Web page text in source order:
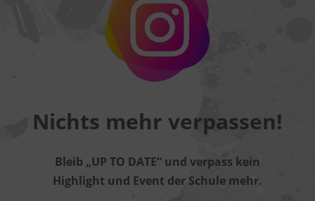
Nichts mehr verpassen!
Bleib „UP TO DATE“ und verpass kein
Highlight und Event der Schule mehr.